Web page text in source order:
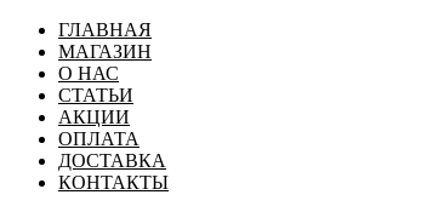
ГЛАВНАЯ
МАГАЗИН
О НАС
СТАТЬИ
АКЦИИ
ОПЛАТА
ДОСТАВКА
КОНТАКТЫ